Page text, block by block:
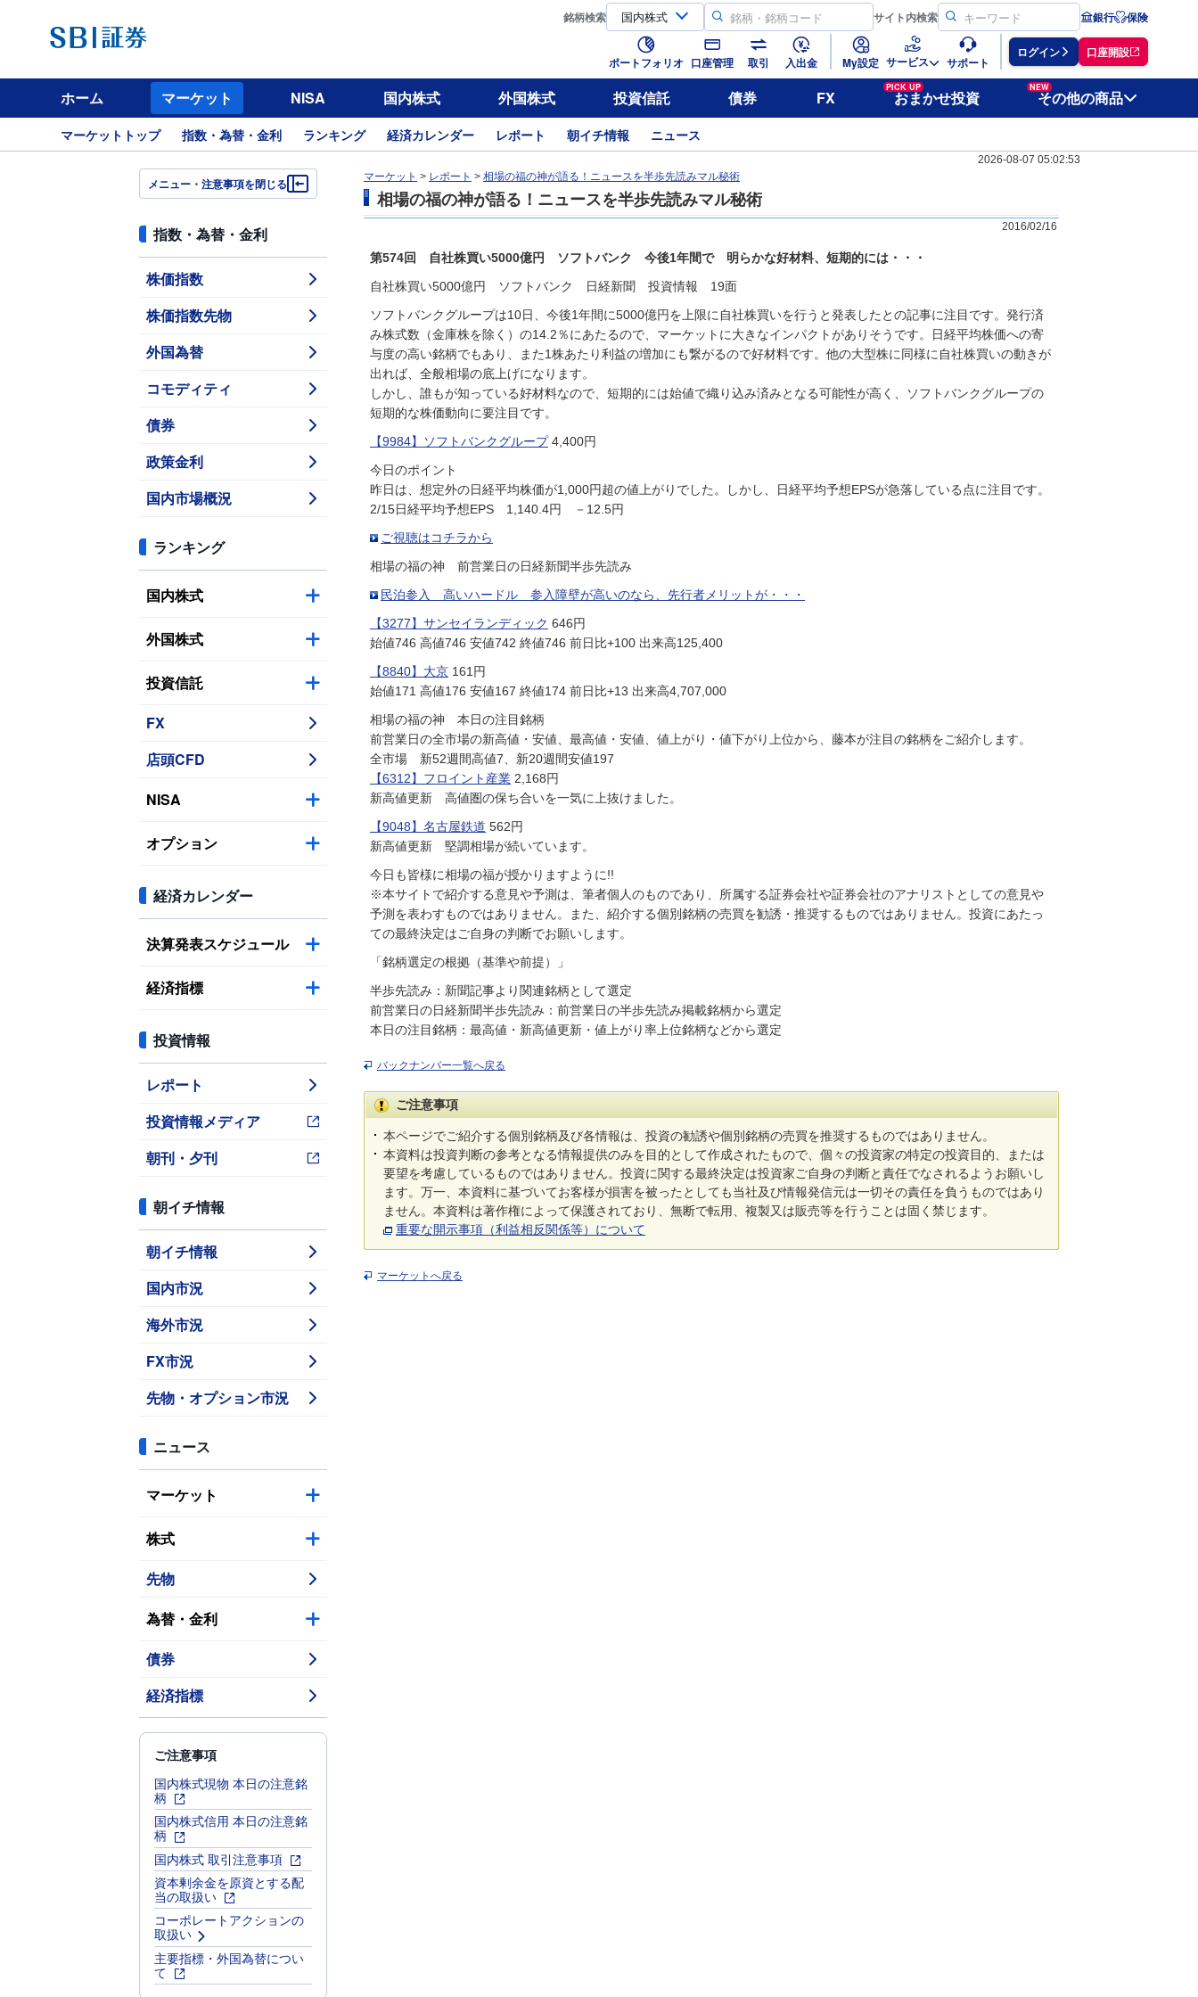
銘柄検索 サイト内検索 銀行 保険
ポートフォリオ 口座管理 取引 入出金 My設定 サービス サポート
ログイン 口座開設
ホーム マーケット NISA 国内株式 外国株式 投資信託 債券 FX
PICK UP
おまかせ投資
NEW
その他の商品
マーケットトップ 指数・為替・金利 ランキング 経済カレンダー レポート 朝イチ情報 ニュース
2026-08-07 05:02:53
メニュー・注意事項を閉じる
指数・為替・金利
株価指数
株価指数先物
外国為替
コモディティ
債券
政策金利
国内市場概況
ランキング
国内株式
外国株式
投資信託
FX
店頭CFD
NISA
オプション
経済カレンダー
決算発表スケジュール
経済指標
投資情報
レポート
投資情報メディア
朝刊・夕刊
朝イチ情報
朝イチ情報
国内市況
海外市況
FX市況
先物・オプション市況
ニュース
マーケット
株式
先物
為替・金利
債券
経済指標
ご注意事項
国内株式現物 本日の注意銘
柄
国内株式信用 本日の注意銘
柄
国内株式 取引注意事項
資本剰余金を原資とする配
当の取扱い
コーポレートアクションの
取扱い
主要指標・外国為替につい
て
マーケット > レポート > 相場の福の神が語る！ニュースを半歩先読みマル秘術
相場の福の神が語る！ニュースを半歩先読みマル秘術
2016/02/16
第574回 自社株買い5000億円 ソフトバンク 今後1年間で 明らかな好材料、短期的には・・・
自社株買い5000億円 ソフトバンク 日経新聞 投資情報 19面
ソフトバンクグループは10日、今後1年間に5000億円を上限に自社株買いを行うと発表したとの記事に注目です。発行済
み株式数（金庫株を除く）の14.2％にあたるので、マーケットに大きなインパクトがありそうです。日経平均株価への寄
与度の高い銘柄でもあり、また1株あたり利益の増加にも繋がるので好材料です。他の大型株に同様に自社株買いの動きが
出れば、全般相場の底上げになります。
しかし、誰もが知っている好材料なので、短期的には始値で織り込み済みとなる可能性が高く、ソフトバンクグループの
短期的な株価動向に要注目です。
【9984】ソフトバンクグループ4,400円
今日のポイント
昨日は、想定外の日経平均株価が1,000円超の値上がりでした。しかし、日経平均予想EPSが急落している点に注目です。
2/15日経平均予想EPS 1,140.4円 －12.5円
ご視聴はコチラから
相場の福の神 前営業日の日経新聞半歩先読み
民泊参入 高いハードル 参入障壁が高いのなら、先行者メリットが・・・
【3277】サンセイランディック 646円
始値746 高値746 安値742 終値746 前日比+100 出来高125,400
【8840】大京 161円
始値171 高値176 安値167 終値174 前日比+13 出来高4,707,000
相場の福の神 本日の注目銘柄
前営業日の全市場の新高値・安値、最高値・安値、値上がり・値下がり上位から、藤本が注目の銘柄をご紹介します。
全市場 新52週間高値7、新20週間安値197
【6312】フロイント産業 2,168円
新高値更新 高値圏の保ち合いを一気に上抜けました。
【9048】名古屋鉄道 562円
新高値更新 堅調相場が続いています。
今日も皆様に相場の福が授かりますように!!
※本サイトで紹介する意見や予測は、筆者個人のものであり、所属する証券会社や証券会社のアナリストとしての意見や
予測を表わすものではありません。また、紹介する個別銘柄の売買を勧誘・推奨するものではありません。投資にあたっ
ての最終決定はご自身の判断でお願いします。
「銘柄選定の根拠（基準や前提）」
半歩先読み：新聞記事より関連銘柄として選定
前営業日の日経新聞半歩先読み：前営業日の半歩先読み掲載銘柄から選定
本日の注目銘柄：最高値・新高値更新・値上がり率上位銘柄などから選定
バックナンバー一覧へ戻る
ご注意事項
本ページでご紹介する個別銘柄及び各情報は、投資の勧誘や個別銘柄の売買を推奨するものではありません。
本資料は投資判断の参考となる情報提供のみを目的として作成されたもので、個々の投資家の特定の投資目的、または
要望を考慮しているものではありません。投資に関する最終決定は投資家ご自身の判断と責任でなされるようお願いし
ます。万一、本資料に基づいてお客様が損害を被ったとしても当社及び情報発信元は一切その責任を負うものではあり
ません。本資料は著作権によって保護されており、無断で転用、複製又は販売等を行うことは固く禁じます。
重要な開示事項（利益相反関係等）について
マーケットへ戻る